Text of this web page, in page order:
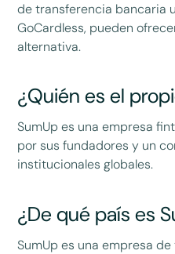
de transferencia bancaria
GoCardless, pueden
alternativa.
¿Quién es el
SumUp es una empresa
por sus fundadores y un
institucionales globales.
¿De qué país es
SumUp es una empresa